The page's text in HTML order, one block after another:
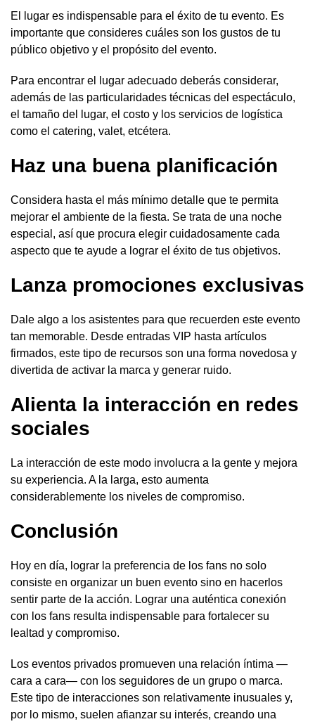
El lugar es indispensable para el éxito de tu evento. Es
importante que consideres cuáles son los gustos de tu
público objetivo y el propósito del evento.
Para encontrar el lugar adecuado deberás considerar,
además de las particularidades técnicas del espectáculo,
el tamaño del lugar, el costo y los servicios de logística
como el catering, valet, etcétera.
Haz una buena planificación
Considera hasta el más mínimo detalle que te permita
mejorar el ambiente de la fiesta. Se trata de una noche
especial, así que procura elegir cuidadosamente cada
aspecto que te ayude a lograr el éxito de tus objetivos.
Lanza promociones exclusivas
Dale algo a los asistentes para que recuerden este evento
tan memorable. Desde entradas VIP hasta artículos
firmados, este tipo de recursos son una forma novedosa y
divertida de activar la marca y generar ruido.
Alienta la interacción en redes
sociales
La interacción de este modo involucra a la gente y mejora
su experiencia. A la larga, esto aumenta
considerablemente los niveles de compromiso.
Conclusión
Hoy en día, lograr la preferencia de los fans no solo
consiste en organizar un buen evento sino en hacerlos
sentir parte de la acción. Lograr una auténtica conexión
con los fans resulta indispensable para fortalecer su
lealtad y compromiso.
Los eventos privados promueven una relación íntima —
cara a cara— con los seguidores de un grupo o marca.
Este tipo de interacciones son relativamente inusuales y,
por lo mismo, suelen afianzar su interés, creando una